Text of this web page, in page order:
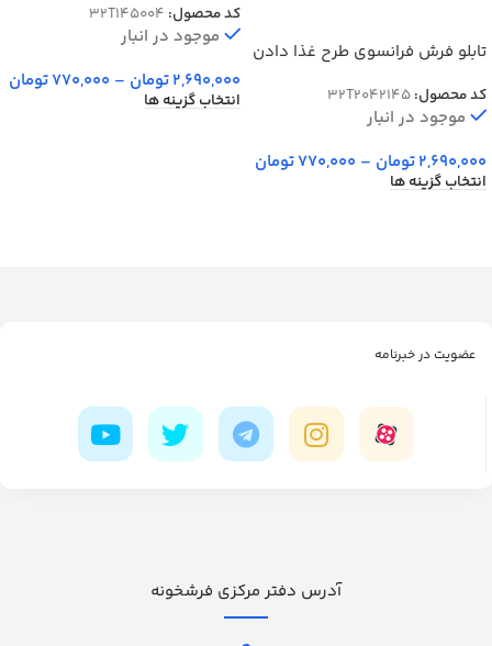
تابلو فرش فرانسوی طرح غذا دادن
کد محصول:32T2042145
موجود در انبار
2,690,000تومان –
770,000تومان
انتخاب گزینه ها
کد محصول: 32T145004
موجود در انبار
2,690,000تومان –
770,000تومان
انتخاب گزینه ها
عضویت در خبرنامه
آدرس دفتر مرکزی فرشخونه